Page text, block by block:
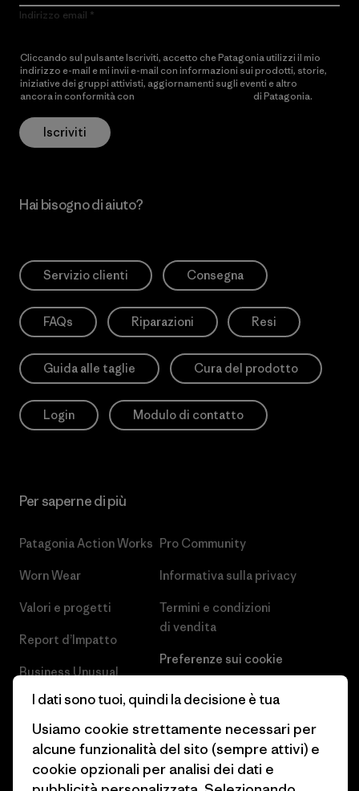
Indirizzo email
Cliccando sul pulsante Iscriviti, accetto che Patagonia utilizzi il mio
indirizzo e-mail e mi invii e-mail con informazioni sui prodotti, storie,
iniziative dei gruppi attivisti, aggiornamenti sugli eventi e altro
ancora in conformità con
di Patagonia.
Iscriviti
Hai bisogno di aiuto?
Servizio clienti Consegna
FAQs Riparazioni Resi
Guida alle taglie Cura del prodotto
Login Modulo di contatto
Per saperne di più
Patagonia Action Works
Worn Wear
Valori e progetti
Report d’Impatto
Business Unusual
Obiettivi climatici
1% For The Planet
Come finanziamo
Pro Community
Informativa sulla privacy
Termini e condizioni
di vendita
Preferenze sui cookie
Lavora con noi
Stampa e media
Industry program
Programma di affiliazione
I dati sono tuoi, quindi la decisione è tua
Usiamo cookie strettamente necessari per
alcune funzionalità del sito (sempre attivi) e
cookie opzionali per analisi dei dati e